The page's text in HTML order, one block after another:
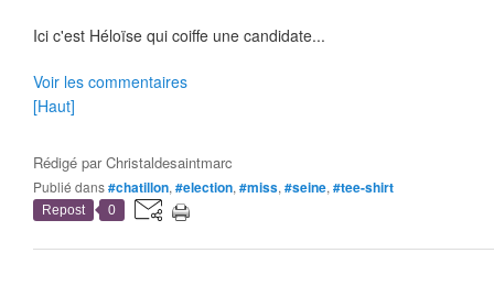
Ici c'est Héloïse qui coiffe une candidate...
Voir les commentaires
[Haut]
Rédigé parChristaldesaintmarc
Publié dans#chatillon, #election, #miss, #seine, #tee-shirt
Repost 0